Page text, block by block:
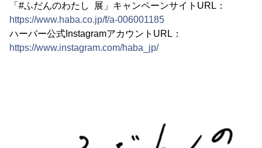
「#ふだんのわたし 展」キャンペーンサイトURL：
https://www.haba.co.jp/f/a-006001185
ハーバー公式InstagramアカウントURL：
https://www.instagram.com/haba_jp/